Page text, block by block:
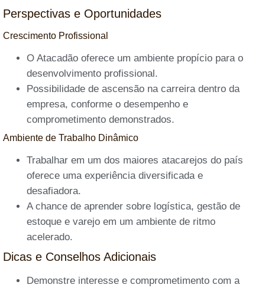
Perspectivas e Oportunidades
Crescimento Profissional
O Atacadão oferece um ambiente propício para o
desenvolvimento profissional.
Possibilidade de ascensão na carreira dentro da
empresa, conforme o desempenho e
comprometimento demonstrados.
Ambiente de Trabalho Dinâmico
Trabalhar em um dos maiores atacarejos do país
oferece uma experiência diversificada e
desafiadora.
A chance de aprender sobre logística, gestão de
estoque e varejo em um ambiente de ritmo
acelerado.
Dicas e Conselhos Adicionais
Demonstre interesse e comprometimento com a